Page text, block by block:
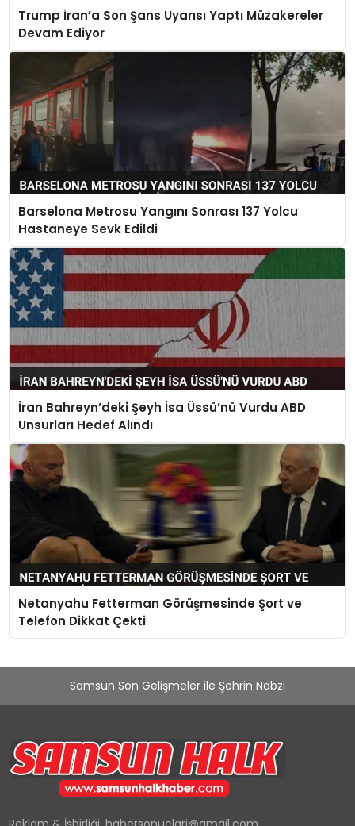
Trump İran’a Son Şans Uyarısı Yaptı Müzakereler
Devam Ediyor
Barselona Metrosu Yangını Sonrası 137 Yolcu
Hastaneye Sevk Edildi
İran Bahreyn’deki Şeyh İsa Üssü’nü Vurdu ABD
Unsurları Hedef Alındı
Netanyahu Fetterman Görüşmesinde Şort ve
Telefon Dikkat Çekti
Samsun Son Gelişmeler ile Şehrin Nabzı